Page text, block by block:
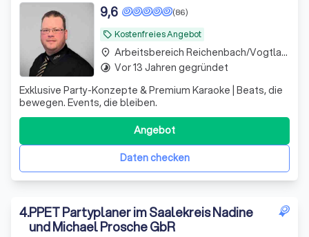
local_offer Kostenfreies Angebot
(86)
9,6
Exklusive Party-Konzepte & Premium Karaoke | Beats, die
bewegen. Events, die bleiben.
Daten checken
Angebot
place Arbeitsbereich Reichenbach/Vogtland
timelapse Vor 13 Jahren gegründet
4.PPET Partyplaner im Saalekreis Nadine
und Michael Prosche GbR